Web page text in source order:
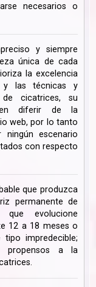
necesarios o
y siempre
única de cada
la excelencia
y las técnicas y
cicatrices, su
diferir de la
web, por lo tanto
escenario
con respecto
que produzca
permanente de
evolucione
12 a 18 meses o
impredecible;
propensos a la